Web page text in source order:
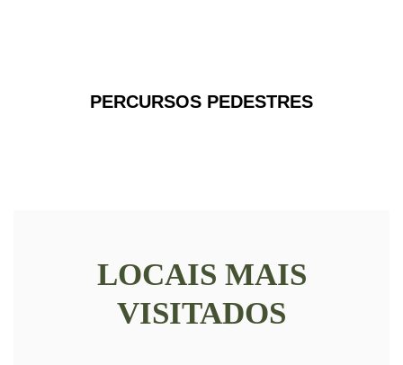
PERCURSOS PEDESTRES
LOCAIS MAIS
VISITADOS